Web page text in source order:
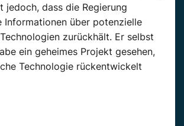
jedoch, dass die Regierung
Informationen über potenzielle
zurückhält. Er selbst
ein geheimes Projekt gesehen,
Technologie rückentwickelt